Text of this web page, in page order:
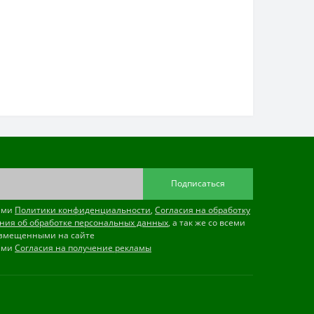
Подписаться
Политики конфиденциальности, Согласия на обработку
об обработке персональных данных, а так же со всеми
на сайте
Согласия на получение рекламы